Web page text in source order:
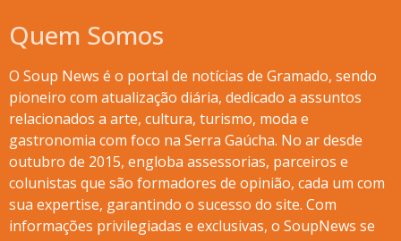
Quem Somos
O Soup News é o portal de notícias de Gramado, sendo
pioneiro com atualização diária, dedicado a assuntos
relacionados a arte, cultura, turismo, moda e
gastronomia com foco na Serra Gaúcha. No ar desde
outubro de 2015, engloba assessorias, parceiros e
colunistas que são formadores de opinião, cada um com
sua expertise, garantindo o sucesso do site. Com
informações privilegiadas e exclusivas, o SoupNews se